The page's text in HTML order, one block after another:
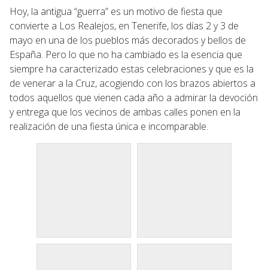
Hoy, la antigua “guerra” es un motivo de fiesta que
convierte a Los Realejos, en Tenerife, los días 2 y 3 de
mayo en una de los pueblos más decorados y bellos de
España. Pero lo que no ha cambiado es la esencia que
siempre ha caracterizado estas celebraciones y que es la
de venerar a la Cruz, acogiendo con los brazos abiertos a
todos aquellos que vienen cada año a admirar la devoción
y entrega que los vecinos de ambas calles ponen en la
realización de una fiesta única e incomparable.